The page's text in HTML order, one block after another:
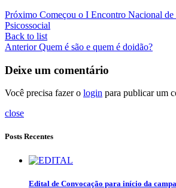
Próximo Começou o I Encontro Nacional de
Psicossocial
Back to list
Anterior Quem é são e quem é doidão?
Deixe um comentário
Você precisa fazer o login para publicar um
close
Posts Recentes
Edital de Convocação para início da